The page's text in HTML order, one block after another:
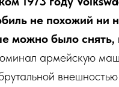
не похожий ни
можно было
армейскую